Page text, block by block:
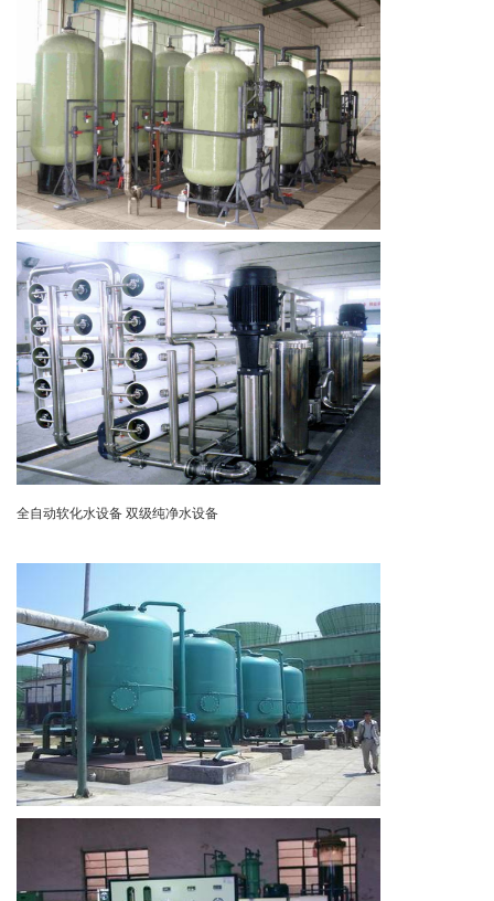
全自动软化水设备 双级纯净水设备